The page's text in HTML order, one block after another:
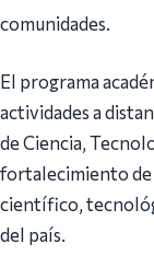
comunidades.
El programa
actividades a
de Ciencia,
fortalecimiento de
científico,
del país.